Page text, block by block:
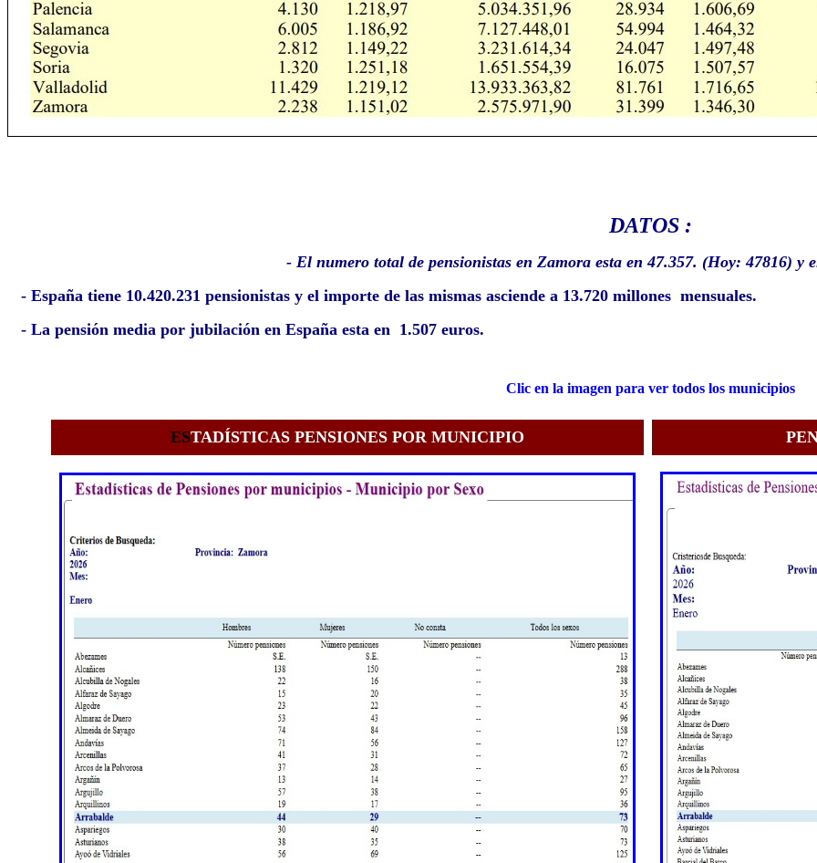
DATOS :
- El numero total de pensionistas en Zamora esta en 47.357. (Hoy: 47816) y
- España tiene 10.420.231 pensionistas y el importe de las mismas asciende a 13.720 millones mensuales.
- La pensión media por jubilación en España esta en 1.507 euros.
Clic en la imagen para ver todos los municipios
ESTADÍSTICAS PENSIONES POR MUNICIPIO